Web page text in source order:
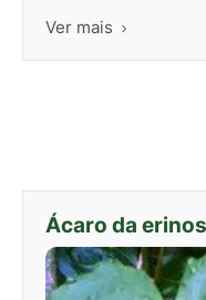
Ver mais
Ácaro da